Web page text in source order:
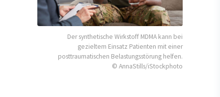
Der synthetische Wirkstoff MDMA kann bei
gezieltem Einsatz Patienten mit einer
posttraumatischen Belastungsstörung helfen.
© AnnaStills/iStockphoto